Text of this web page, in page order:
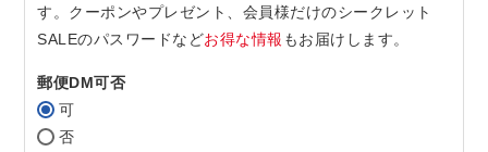
す。クーポンやプレゼント、会員様だけのシークレット
SALEのパスワードなどお得な情報 もお届けします。
郵便DM可否
可
否